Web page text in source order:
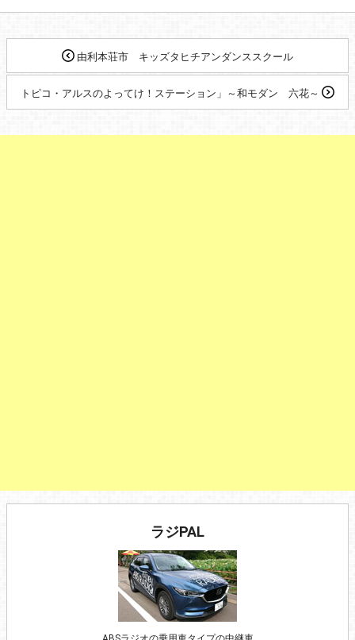
由利本荘市 キッズタヒチアンダンススクール
トピコ・アルスのよってけ！ステーション」～和モダン 六花～
ラジPAL